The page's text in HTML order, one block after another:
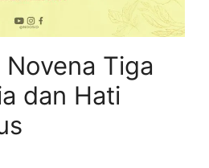
Tiga
dan Hati